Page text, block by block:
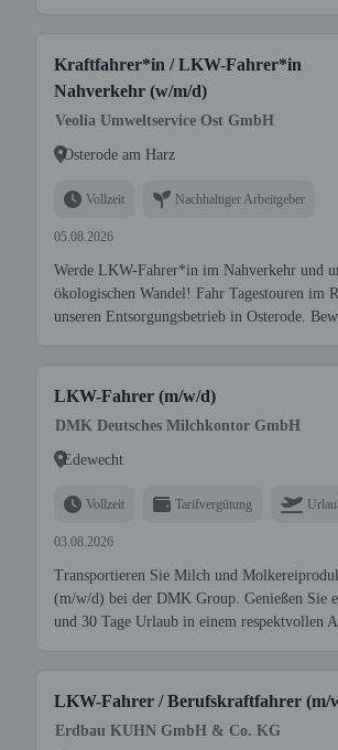
Kraftfahrer*in / LKW-Fahrer*in
Nahverkehr (w/m/d)
Veolia Umweltservice Ost GmbH
Osterode am Harz
Vollzeit Nachhaltiger Arbeitgeber
05.08.2026
Werde LKW-Fahrer*in im Nahverkehr und
ökologischen Wandel! Fahr Tagestouren im
unseren Entsorgungsbetrieb in Osterode.
LKW-Fahrer (m/w/d)
DMK Deutsches Milchkontor GmbH
Edewecht
Vollzeit Tarifvergütung
03.08.2026
Transportieren Sie Milch und
(m/w/d) bei der DMK Group. Genießen Sie
und 30 Tage Urlaub in einem respektvollen
LKW-Fahrer / Berufskraftfahrer (m/
Erdbau KUHN GmbH & Co. KG